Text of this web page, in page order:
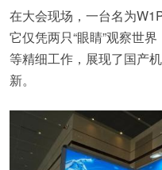
在大会现场，一台名为
它仅凭两只“眼睛”观察世
等精细工作，展现了国产
新。